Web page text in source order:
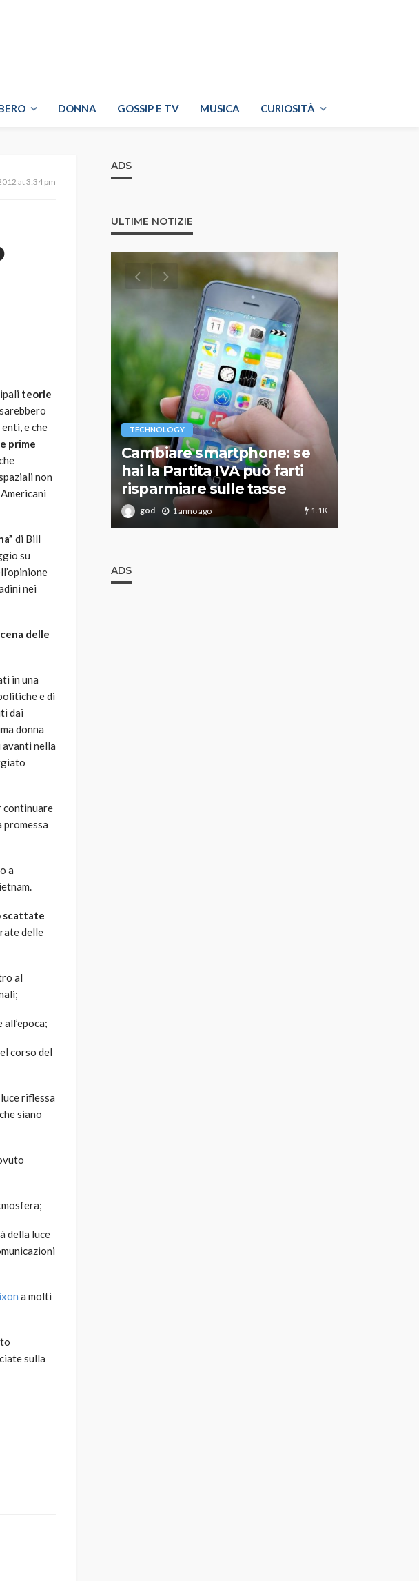
DONNA GOSSIP E TV MUSICA CURIOSITÀ
at 3:34 pm
teorie
e che
prime
non
di Bill
su
nei
delle
in una
e di
dai
donna
avanti nella
continuare
a
scattate
delle
al
corso del
riflessa
siano
della luce
a molti
sulla
ADS
ULTIME NOTIZIE
Coppa
e
causa
TECHNOLOGY
Cambiare smartphone: se
hai la Partita IVA può farti
risparmiare sulle tasse
god 1 anno ago 1.1K
ADS